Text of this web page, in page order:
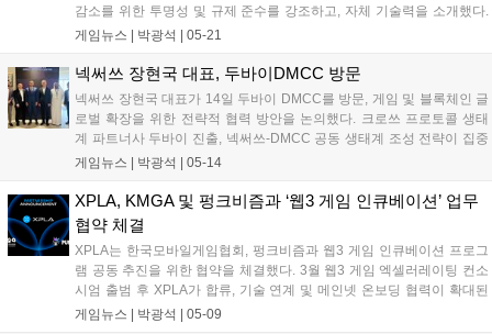
감소를 위한 투명성 및 규제 준수를 강조하고, 자체 기술력을 소개했다.
크레타는 AI와 몰입형 기술 발전이 게임 제작 방식을 혁신할 것이라고 전
으며, 25일 두바이에서 디지털 전환 관련 행사도 공동 개최할 예정이
게임뉴스 | 박광석 | 05-21
넥써쓰 장현국 대표, 두바이DMCC 방문
넥써쓰 장현국 대표가 14일 두바이 DMCC를 방문, 게임 및 블록체인 글
로벌 확장을 위한 전략적 협력 방안을 논의했다. 크로쓰 프로토콜 생태
계 파트너사 두바이 진출, 넥써쓰-DMCC 공동 생태계 조성 전략이 집중
논의됐다. 양측은 파트너사 두바이 진출 지원, 블록체인 게임 생태계 구
다....
게임뉴스 | 박광석 | 05-14
XPLA, KMGA 및 펑크비즘과 ‘웹3 게임 인큐베이션’ 업무
협약 체결
XPLA는 한국모바일게임협회, 펑크비즘과 웹3 게임 인큐베이션 프로그
램 공동 추진을 위한 협약을 체결했다. 3월 웹3 게임 엑셀러레이팅 컨소
시엄 출범 후 XPLA가 합류, 기술 연계 및 메인넷 온보딩 협력이 확대된
다. XPLA는 맞춤형 전략 제시 및 안정적 성과를 지원하고, 협회는 중소
게임뉴스 | 박광석 | 05-09